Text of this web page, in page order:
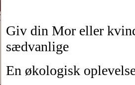
Giv din Mor eller
sædvanlige
En økologisk